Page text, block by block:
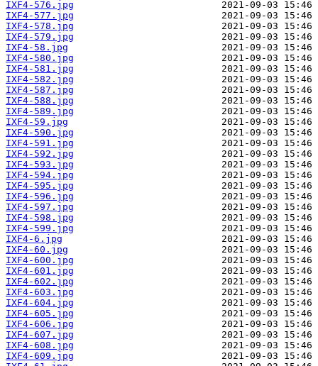
IXF4-576.jpg
IXF4-577.jpg
IXF4-578.jpg
IXF4-579.jpg
IXF4-58.jpg
IXF4-580.jpg
IXF4-581.jpg
IXF4-582.jpg
IXF4-587.jpg
IXF4-588.jpg
IXF4-589.jpg
IXF4-59.jpg
IXF4-590.jpg
IXF4-591.jpg
IXF4-592.jpg
IXF4-593.jpg
IXF4-594.jpg
IXF4-595.jpg
IXF4-596.jpg
IXF4-597.jpg
IXF4-598.jpg
IXF4-599.jpg
IXF4-6.jpg
IXF4-60.jpg
IXF4-600.jpg
IXF4-601.jpg
IXF4-602.jpg
IXF4-603.jpg
IXF4-604.jpg
IXF4-605.jpg
IXF4-606.jpg
IXF4-607.jpg
IXF4-608.jpg
IXF4-609.jpg